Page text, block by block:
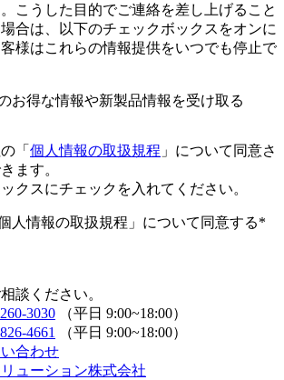
こうした目的でご連絡を差し上げること
合は、以下のチェックボックスをオンに
様はこれらの情報提供をいつでも停止で
お得な情報や新製品情報を受け取る
「 個人情報の取扱規程 」について同意さ
ます。
クスにチェックを入れてください。
人情報の取扱規程」について同意する*
談ください。
3030 （平日 9:00~18:00）
4661
（平日 9:00~18:00）
合わせ